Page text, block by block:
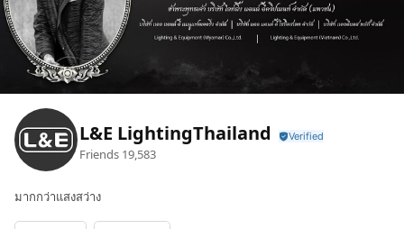
L&E LightingThailand
Friends 19,583
มากกว่าแสงสว่าง